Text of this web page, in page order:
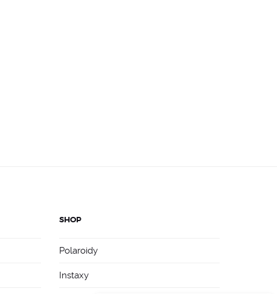
SHOP
Polaroidy
Instaxy